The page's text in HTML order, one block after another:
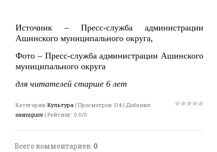
Источник – Пресс-служба администрации
Ашинского муниципального округа,
Фото – Пресс-служба администрации Ашинского
муниципального округа
для читателей старше 6 лет
Категория: Культура | Просмотров: 114 | Добавил:
sasmigunv | Рейтинг: 0.0/0
Всего комментариев: 0